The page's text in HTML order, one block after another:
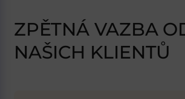
ZPĚTNÁ VAZBA
NAŠICH KLIENTŮ